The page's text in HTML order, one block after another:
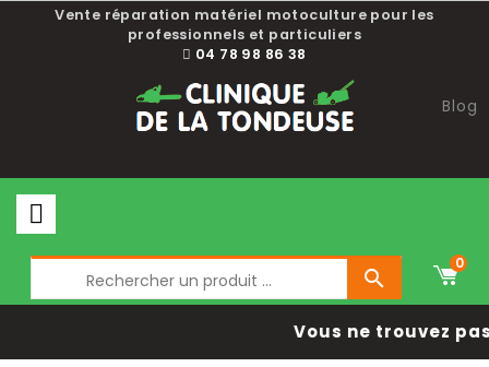
Vente réparation matériel motoculture pour les
professionnels et particuliers
04 78 98 86 38
Blog

0
Vous ne trouvez